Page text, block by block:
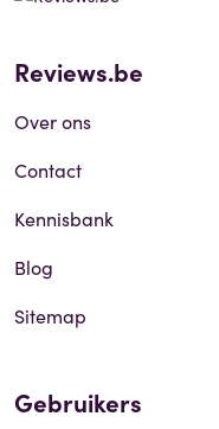
Reviews.be
Over ons
Contact
Kennisbank
Blog
Sitemap
Gebruikers